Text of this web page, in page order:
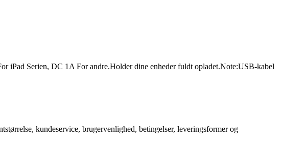
Serien, DC 1A For andre.Holder dine enheder fuldt opladet.Note:USB-kabel
kundeservice, brugervenlighed, betingelser, leveringsformer og